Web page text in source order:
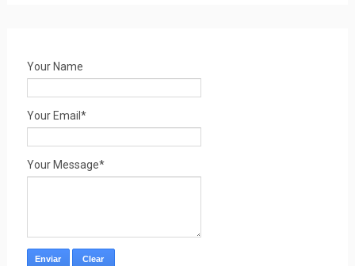
Your Name
Your Email*
Your Message*